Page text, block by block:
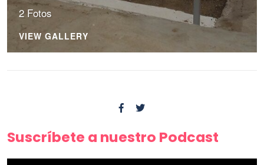
2 Fotos
VIEW GALLERY
Suscríbete a nuestro Podcast